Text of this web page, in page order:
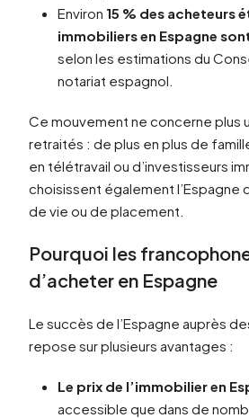
Environ 15 % des acheteurs
immobiliers en Espagne
selon les estimations du
notariat espagnol.
Ce mouvement ne concerne plus
retraités : de plus en plus de
en télétravail ou d’investisseurs
choisissent également l’Espagne
de vie ou de placement.
Pourquoi les
d’acheter en Espagne
Le succès de l’Espagne auprès
repose sur plusieurs avantages :
Le prix de l’immobilier en
accessible que dans de